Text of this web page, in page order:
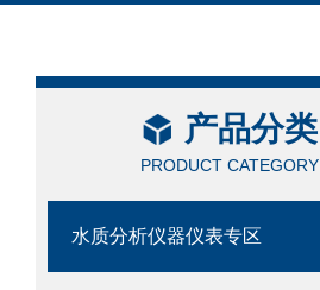
产品分类
PRODUCT CATEGORY
水质分析仪器仪表专区